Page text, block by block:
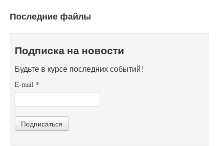
Последние файлы
Подписка на новости
Будьте в курсе последних событий!
E-mail *
Подписаться